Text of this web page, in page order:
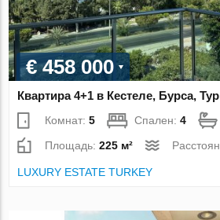
€ 458 000
Квартира 4+1 в Кестеле, Бурса,
Комнат:5 Спален:4
Площадь:225 м²
LUXURY ESTATE TURKEY